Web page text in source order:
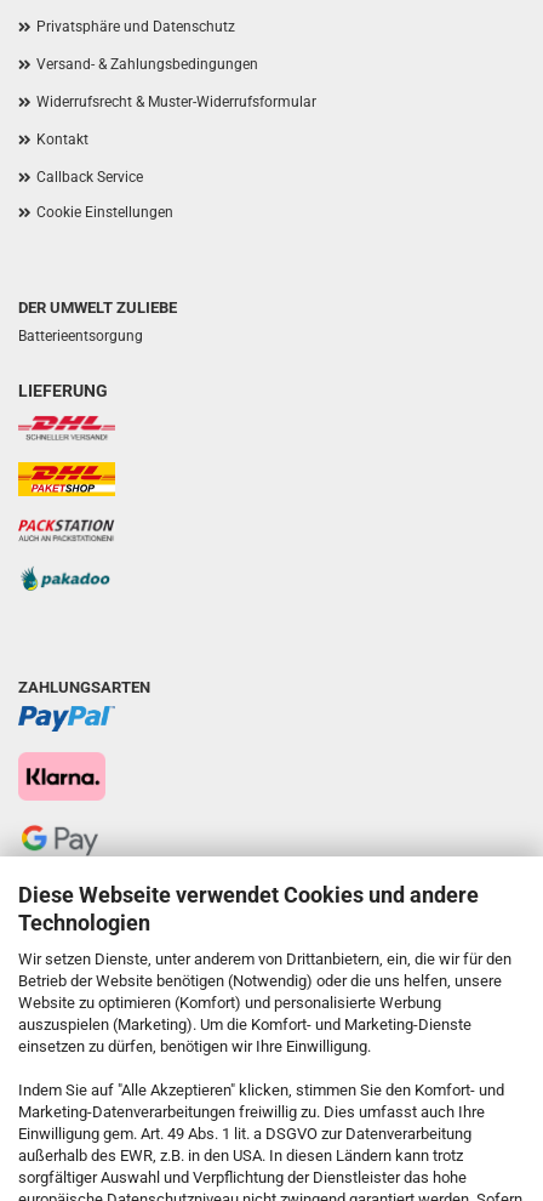
Diese Webseite verwendet Cookies und andere
Technologien
Wir setzen Dienste, unter anderem von Drittanbietern, ein, die wir für den
Betrieb der Website benötigen (Notwendig) oder die uns helfen, unsere
Website zu optimieren (Komfort) und personalisierte Werbung
auszuspielen (Marketing). Um die Komfort- und Marketing-Dienste
einsetzen zu dürfen, benötigen wir Ihre Einwilligung.
Indem Sie auf "Alle Akzeptieren" klicken, stimmen Sie den Komfort- und
Marketing-Datenverarbeitungen freiwillig zu. Dies umfasst auch Ihre
Einwilligung gem. Art. 49 Abs. 1 lit. a DSGVO zur Datenverarbeitung
außerhalb des EWR, z.B. in den USA. In diesen Ländern kann trotz
sorgfältiger Auswahl und Verpflichtung der Dienstleister das hohe
Privatsphäre und Datenschutz
Versand- & Zahlungsbedingungen
Widerrufsrecht & Muster-Widerrufsformular
Kontakt
Callback Service
Cookie Einstellungen
DER UMWELT ZULIEBE
Batterieentsorgung
LIEFERUNG
ZAHLUNGSARTEN
KONTAKT
Kostenfreie Service-Hotline
0800 5892815